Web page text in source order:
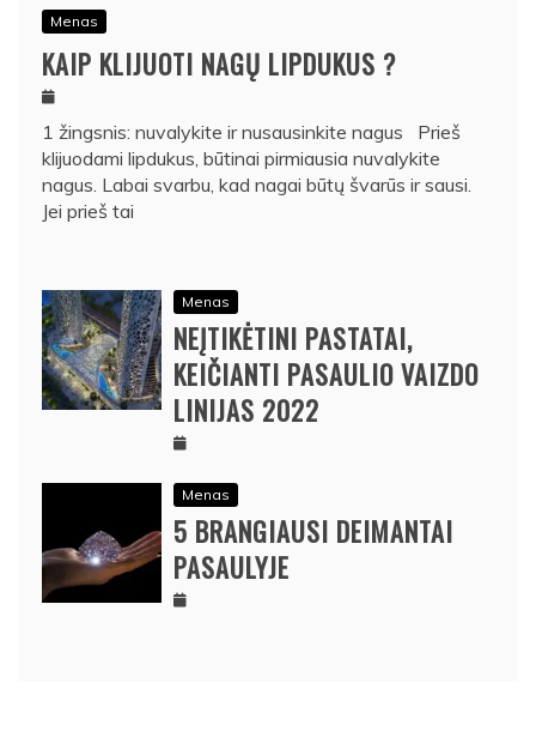
Menas
KAIP KLIJUOTI NAGŲ LIPDUKUS ?
1 žingsnis: nuvalykite ir nusausinkite nagus Prieš
klijuodami lipdukus, būtinai pirmiausia nuvalykite
nagus. Labai svarbu, kad nagai būtų švarūs ir sausi.
Jei prieš tai
Menas
NEĮTIKĖTINI PASTATAI,
KEIČIANTI PASAULIO VAIZDO
LINIJAS 2022
Menas
5 BRANGIAUSI DEIMANTAI
PASAULYJE